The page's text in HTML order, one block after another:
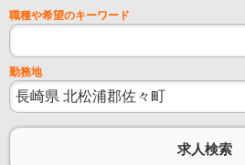
職種や希望のキーワード
勤務地